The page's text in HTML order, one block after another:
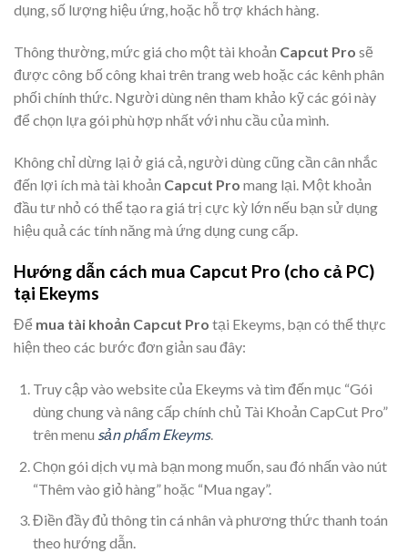
dụng, số lượng hiệu ứng, hoặc hỗ trợ khách hàng.
Thông thường, mức giá cho một tài khoản Capcut Pro sẽ
được công bố công khai trên trang web hoặc các kênh phân
phối chính thức. Người dùng nên tham khảo kỹ các gói này
để chọn lựa gói phù hợp nhất với nhu cầu của mình.
Không chỉ dừng lại ở giá cả, người dùng cũng cần cân nhắc
đến lợi ích mà tài khoản Capcut Pro mang lại. Một khoản
đầu tư nhỏ có thể tạo ra giá trị cực kỳ lớn nếu bạn sử dụng
hiệu quả các tính năng mà ứng dụng cung cấp.
Hướng dẫn cách mua Capcut Pro (cho cả PC)
tại Ekeyms
Để mua tài khoản Capcut Pro tại Ekeyms, bạn có thể thực
hiện theo các bước đơn giản sau đây:
Truy cập vào website của Ekeyms và tìm đến mục “Gói
dùng chung và nâng cấp chính chủ Tài Khoản CapCut Pro”
trên menu sản phẩm Ekeyms.
Chọn gói dịch vụ mà bạn mong muốn, sau đó nhấn vào nút
“Thêm vào giỏ hàng” hoặc “Mua ngay”.
Điền đầy đủ thông tin cá nhân và phương thức thanh toán
theo hướng dẫn.